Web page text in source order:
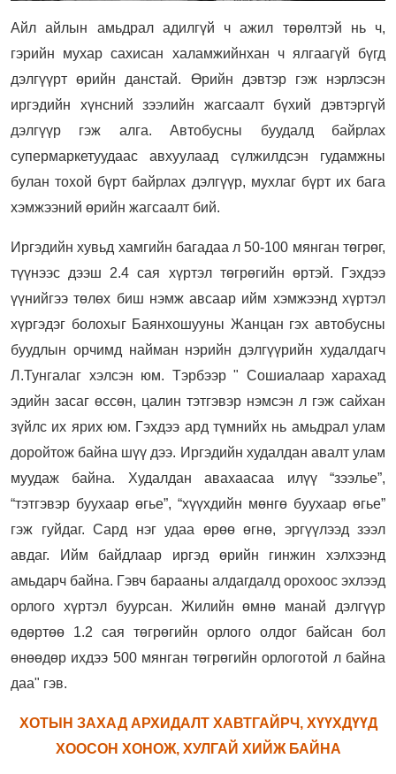
Айл айлын амьдрал адилгүй ч ажил төрөлтэй нь ч,
гэрийн мухар сахисан халамжийнхан ч ялгаагүй бүгд
дэлгүүрт өрийн данстай. Өрийн дэвтэр гэж нэрлэсэн
иргэдийн хүнсний зээлийн жагсаалт бүхий дэвтэргүй
дэлгүүр гэж алга. Автобусны буудалд байрлах
супермаркетуудаас авхуулаад сүлжилдсэн гудамжны
булан тохой бүрт байрлах дэлгүүр, мухлаг бүрт их бага
хэмжээний өрийн жагсаалт бий.
Иргэдийн хувьд хамгийн багадаа л 50-100 мянган төгрөг,
түүнээс дээш 2.4 сая хүртэл төгрөгийн өртэй. Гэхдээ
үүнийгээ төлөх биш нэмж авсаар ийм хэмжээнд хүртэл
хүргэдэг болохыг Баянхошууны Жанцан гэх автобусны
буудлын орчимд найман нэрийн дэлгүүрийн худалдагч
Л.Тунгалаг хэлсэн юм. Тэрбээр " Сошиалаар харахад
эдийн засаг өссөн, цалин тэтгэвэр нэмсэн л гэж сайхан
зүйлс их ярих юм. Гэхдээ ард түмнийх нь амьдрал улам
доройтож байна шүү дээ. Иргэдийн худалдан авалт улам
муудаж байна. Худалдан авахаасаа илүү “зээлье”,
“тэтгэвэр буухаар өгье”, “хүүхдийн мөнгө буухаар өгье”
гэж гуйдаг. Сард нэг удаа өрөө өгнө, эргүүлээд зээл
авдаг. Ийм байдлаар иргэд өрийн гинжин хэлхээнд
амьдарч байна. Гэвч барааны алдагдалд орохоос эхлээд
орлого хүртэл буурсан. Жилийн өмнө манай дэлгүүр
өдөртөө 1.2 сая төгрөгийн орлого олдог байсан бол
өнөөдөр ихдээ 500 мянган төгрөгийн орлоготой л байна
даа" гэв.
ХОТЫН ЗАХАД АРХИДАЛТ ХАВТГАЙРЧ, ХҮҮХДҮҮД
ХООСОН ХОНОЖ, ХУЛГАЙ ХИЙЖ БАЙНА